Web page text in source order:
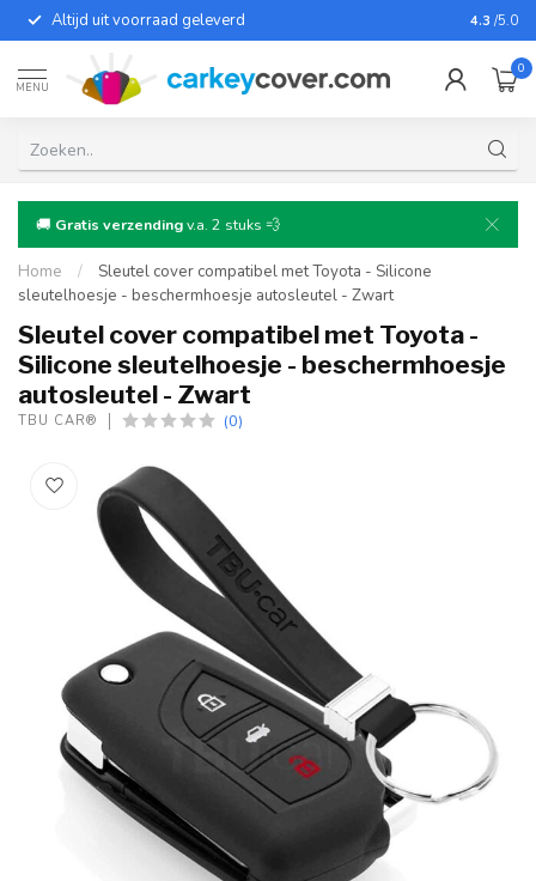
Altijd uit voorraad geleverd Voor
4.3 /5.0
MENU
0
🚚 Gratis verzendingv.a. 2 stuks 💨
Home /
Sleutel cover compatibel met Toyota - Silicone
sleutelhoesje - beschermhoesje autosleutel - Zwart
Sleutel cover compatibel met Toyota -
Silicone sleutelhoesje - beschermhoesje
autosleutel - Zwart
TBU CAR® (0)